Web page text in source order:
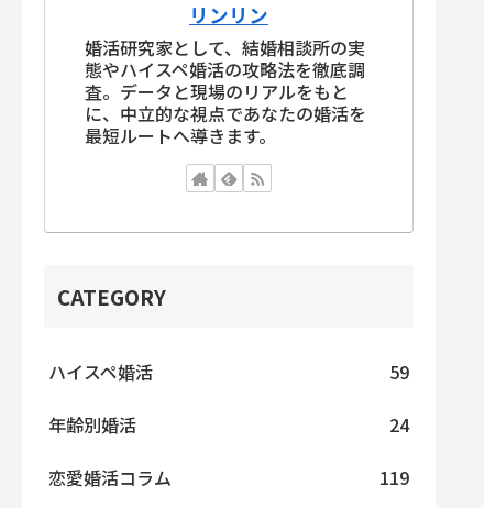
リンリン
婚活研究家として、結婚相談所の実
態やハイスペ婚活の攻略法を徹底調
査。データと現場のリアルをもと
に、中立的な視点であなたの婚活を
最短ルートへ導きます。
CATEGORY
ハイスペ婚活
59
年齢別婚活
24
恋愛婚活コラム
119